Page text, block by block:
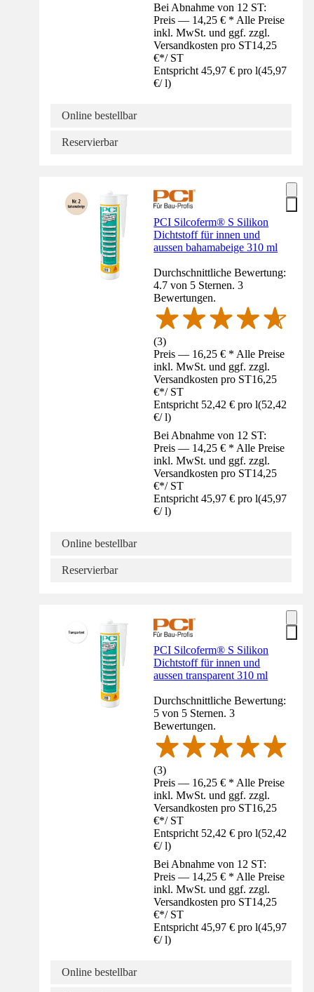
Bei Abnahme von 12 ST:
Preis — 14,25 € * Alle Preise
inkl. MwSt. und ggf. zzgl.
Versandkosten pro ST14,25
€*/ ST
Entspricht 45,97 € pro l(45,97
€/ l)
Online bestellbar
Reservierbar
PCI Silcoferm® S Silikon
Dichtstoff für innen und
aussen bahamabeige 310 ml
Durchschnittliche Bewertung:
4.7 von 5 Sternen. 3
Bewertungen.
(3)
Preis — 16,25 € * Alle Preise
inkl. MwSt. und ggf. zzgl.
Versandkosten pro ST16,25
€*/ ST
Entspricht 52,42 € pro l(52,42
€/ l)
Bei Abnahme von 12 ST:
Preis — 14,25 € * Alle Preise
inkl. MwSt. und ggf. zzgl.
Versandkosten pro ST14,25
€*/ ST
Entspricht 45,97 € pro l(45,97
€/ l)
Online bestellbar
Reservierbar
PCI Silcoferm® S Silikon
Dichtstoff für innen und
aussen transparent 310 ml
Durchschnittliche Bewertung:
5 von 5 Sternen. 3
Bewertungen.
(3)
Preis — 16,25 € * Alle Preise
inkl. MwSt. und ggf. zzgl.
Versandkosten pro ST16,25
€*/ ST
Entspricht 52,42 € pro l(52,42
€/ l)
Bei Abnahme von 12 ST:
Preis — 14,25 € * Alle Preise
inkl. MwSt. und ggf. zzgl.
Versandkosten pro ST14,25
€*/ ST
Entspricht 45,97 € pro l(45,97
€/ l)
Online bestellbar